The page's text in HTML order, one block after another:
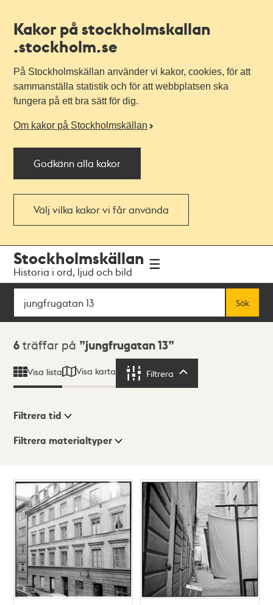
Kakor på stockholmskallan
.stockholm.se
På Stockholmskällan använder vi kakor, cookies, för att
sammanställa statistik och för att webbplatsen ska
fungera på ett bra sätt för dig.
Om kakor på Stockholmskällan
Godkänn alla kakor
Välj vilka kakor vi får använda
navigationen
huvudinnehållet
Stockholmskällan
Historia i ord, ljud och bild
Sök
Sök
Sökresultat
6 träffar på jungfrugatan 13
Visa lista Visa karta Filtrera
Visningsläge
Lista
Karta
Filtrera tid
Filtrera materialtyper
träffar